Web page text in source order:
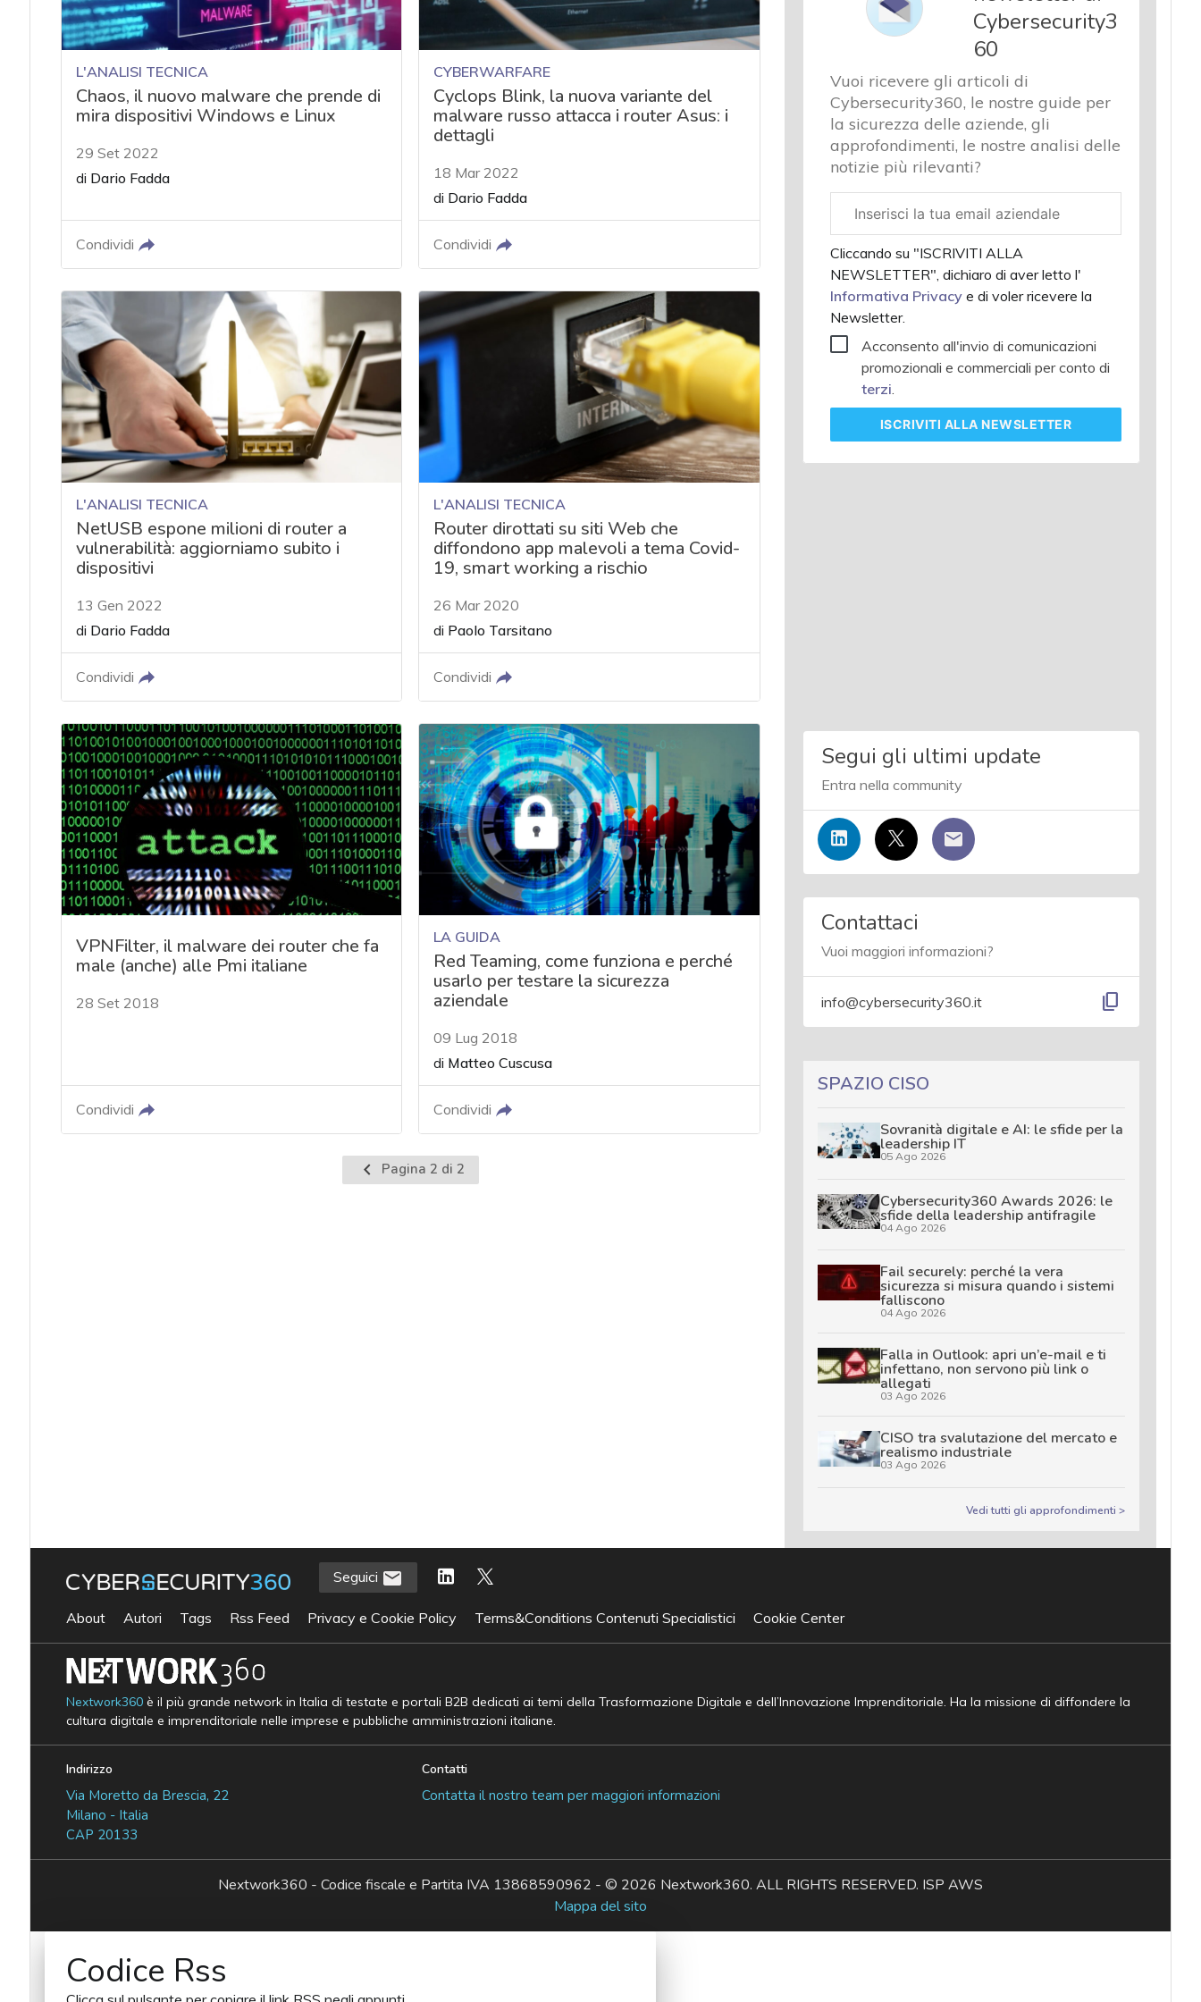
L'ANALISI TECNICA
Chaos, il nuovo malware che prende di
mira dispositivi Windows e Linux
29 Set 2022
di Dario Fadda
Condividi
CYBERWARFARE
Cyclops Blink, la nuova variante del
malware russo attacca i router Asus: i
dettagli
18 Mar 2022
di Dario Fadda
Condividi
L'ANALISI TECNICA
NetUSB espone milioni di router a
vulnerabilità: aggiorniamo subito i
dispositivi
13 Gen 2022
di Dario Fadda
Condividi
L'ANALISI TECNICA
Router dirottati su siti Web che
diffondono app malevoli a tema Covid-
19, smart working a rischio
26 Mar 2020
di Paolo Tarsitano
Condividi
VPNFilter, il malware dei router che fa
male (anche) alle Pmi italiane
28 Set 2018
Condividi
LA GUIDA
Red Teaming, come funziona e perché
usarlo per testare la sicurezza
aziendale
09 Lug 2018
di Matteo Cuscusa
Condividi
Pagina
precedente
Pagina 2 di 2
Cybersecurity3
60
Vuoi ricevere gli articoli di
Cybersecurity360, le nostre guide per
la sicurezza delle aziende, gli
approfondimenti, le nostre analisi delle
notizie più rilevanti?
aziendale
Cliccando su "ISCRIVITI ALLA
NEWSLETTER", dichiaro di aver letto l'
Informativa Privacy e di voler ricevere la
Newsletter.
Acconsento all'invio di comunicazioni
promozionali e commerciali per conto di
terzi.
ISCRIVITI ALLA NEWSLETTER
Segui gli ultimi update
Entra nella community
Contattaci
Vuoi maggiori informazioni?
info@cybersecurity360.it content_copy
SPAZIO CISO
Sovranità digitale e AI: le sfide per la
leadership IT
05 Ago 2026
Cybersecurity360 Awards 2026: le
sfide della leadership antifragile
04 Ago 2026
Fail securely: perché la vera
sicurezza si misura quando i sistemi
falliscono
04 Ago 2026
Falla in Outlook: apri un’e-mail e ti
infettano, non servono più link o
allegati
03 Ago 2026
CISO tra svalutazione del mercato e
realismo industriale
03 Ago 2026
Vedi tutti gli approfondimenti >
Seguici
About Autori Tags Rss Feed Privacy e Cookie Policy Terms&Conditions Contenuti Specialistici Cookie Center
Nextwork360è il più grande network in Italia di testate e portali B2B dedicati ai temi della Trasformazione Digitale e dell’Innovazione Imprenditoriale. Ha la missione di diffondere la
cultura digitale e imprenditoriale nelle imprese e pubbliche amministrazioni italiane.
Indirizzo
Via Moretto da Brescia, 22
Milano - Italia
CAP 20133
Contatti
Contatta il nostro team per maggiori informazioni
Nextwork360 - Codice fiscale e Partita IVA 13868590962 - © 2026 Nextwork360. ALL RIGHTS RESERVED. ISP AWS
Mappa del sito
Codice Rss